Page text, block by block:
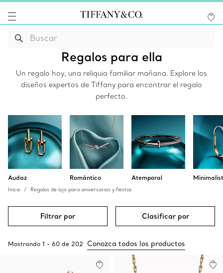
Regalos para ella
Un regalo hoy, una reliquia familiar mañana. Explore los
diseños expertos de Tiffany para encontrar el regalo
perfecto.
Audaz Romántico Atemporal
Inicio Regalos de lujo para aniversarios y fiestas
Filtrar por Clasificar por
Mostrando 1 - 60 de 202 Conozca todos los productos